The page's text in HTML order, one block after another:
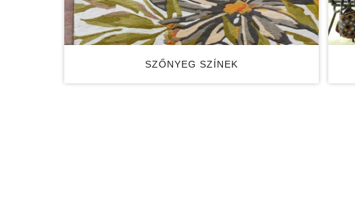
SZŐNYEG SZÍNEK